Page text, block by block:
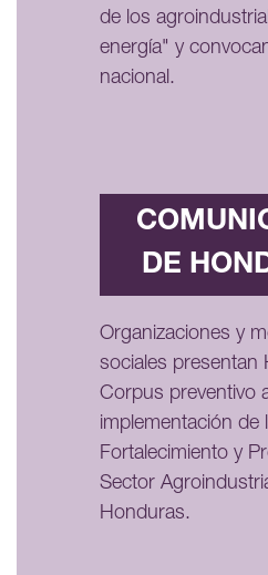
de los
energía" y
nacional.
DE
Organizaciones y
sociales presentan
Corpus preventivo
implementación de
Fortalecimiento y
Sector
Honduras.